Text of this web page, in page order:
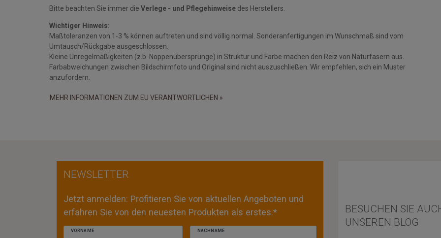
Bitte beachten Sie immer die Verlege - und Pflegehinweise des Herstellers.
Wichtiger Hinweis:
Maßtoleranzen von 1-3 % können auftreten und sind völlig normal. Sonderanfertigungen im Wunschmaß sind vom
Umtausch/Rückgabe ausgeschlossen.
Kleine Unregelmäßigkeiten (z.b. Noppenübersprünge) in Struktur und Farbe machen den Reiz von Naturfasern aus.
Farbabweichungen zwischen Bildschirmfoto und Original sind nicht auszuschließen. Wir empfehlen, sich ein Muster
anzufordern.
MEHR INFORMATIONEN ZUM EU VERANTWORTLICHEN »
NEWSLETTER
Jetzt anmelden: Profitieren Sie von aktuellen Angeboten und
erfahren Sie von den neuesten Produkten als erstes.*
VORNAME NACHNAME
BESUCHEN SIE
UNSEREN BLOG